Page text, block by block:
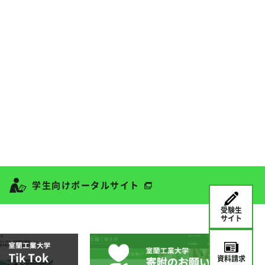
受験生
サイト
資料請求
学生向けポータルサイト